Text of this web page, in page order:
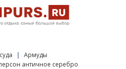
Армуды
античное серебро